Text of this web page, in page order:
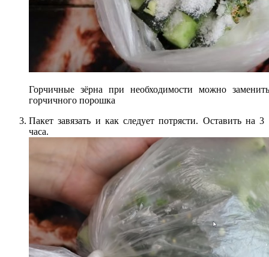
Горчичные зёрна при необходимости можно
горчичного порошка
Пакет завязать и как следует потрясти. Оставить на 3
часа.